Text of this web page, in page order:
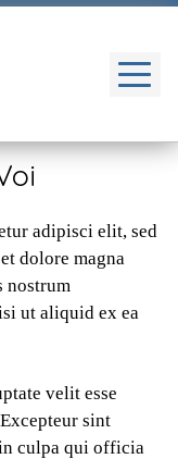
adipisci elit, sed
dolore magna
nostrum
ut aliquid ex ea
velit esse
sint
culpa qui officia